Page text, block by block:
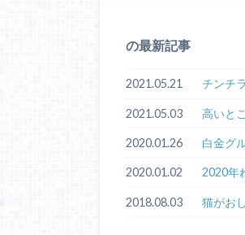
の最新記事
2021.05.21 チンチ
2021.05.03 高いと
2020.01.26 白金グ
2020.01.02 2020年
2018.08.03 猫がお